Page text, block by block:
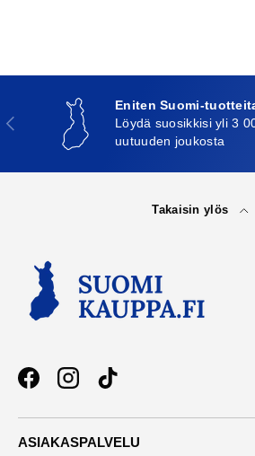
Edellinen
Eniten Suomi-
Löydä suosikkisi yli 3
uutuuden joukosta
Takaisin ylös
FacebookInstagramTikTok
ASIAKASPALVELU